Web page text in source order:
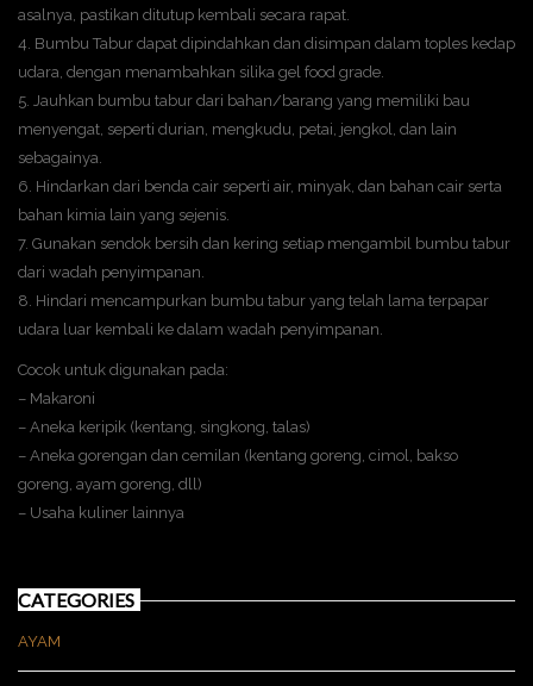
asalnya, pastikan ditutup kembali secara rapat.
4. Bumbu Tabur dapat dipindahkan dan disimpan dalam toples kedap
udara, dengan menambahkan silika gel food grade.
5. Jauhkan bumbu tabur dari bahan/barang yang memiliki bau
menyengat, seperti durian, mengkudu, petai, jengkol, dan lain
sebagainya.
6. Hindarkan dari benda cair seperti air, minyak, dan bahan cair serta
bahan kimia lain yang sejenis.
7. Gunakan sendok bersih dan kering setiap mengambil bumbu tabur
dari wadah penyimpanan.
8. Hindari mencampurkan bumbu tabur yang telah lama terpapar
udara luar kembali ke dalam wadah penyimpanan.
Cocok untuk digunakan pada:
– Makaroni
– Aneka keripik (kentang, singkong, talas)
– Aneka gorengan dan cemilan (kentang goreng, cimol, bakso
goreng, ayam goreng, dll)
– Usaha kuliner lainnya
CATEGORIES
AYAM